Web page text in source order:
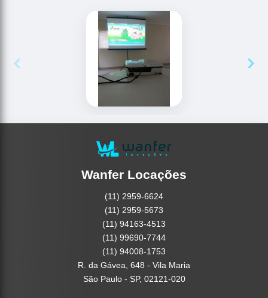
‹ ›
Wanfer Locações
(11) 2959-6624
(11) 2959-5673
(11) 94163-4513
(11) 99690-7744
(11) 94008-1753
R. da Gávea, 648 - Vila Maria
São Paulo - SP, 02121-020